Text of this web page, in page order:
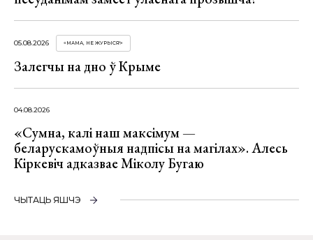
05.08.2026 «МАМА, НЕ ЖУРЫСЯ!»
Залегчы на дно ў Крыме
04.08.2026
«Сумна, калі наш максімум —
беларускамоўныя надпісы на магілах». Алесь
Кіркевіч адказвае Міколу Бугаю
ЧЫТАЦЬ ЯШЧЭ